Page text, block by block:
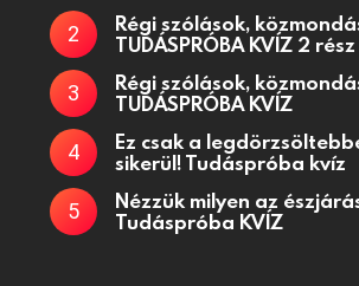
Régi szólások,
TUDÁSPRÓBA KVÍZ 2 rész
Régi szólások,
TUDÁSPRÓBA KVÍZ
Ez csak a
sikerül! Tudáspróba kvíz
Nézzük milyen az
Tudáspróba KVÍZ